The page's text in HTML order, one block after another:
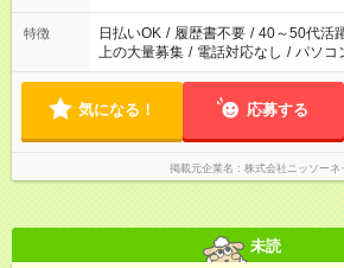
特徴 日払いOK / 履歴書不要 / 40～50代活
上の大量募集 / 電話対応なし / パソコ
気になる！ 応募する
掲載元企業名 株式会社ニッソーネ
未読